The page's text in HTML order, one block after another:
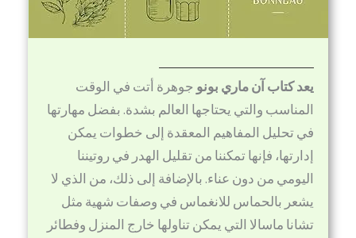
يعد كتاب آن ماري بونو جوهرة أتت في الوقت
المناسب والتي يحتاجها العالم بشدة. بفضل مهارتها
في تحليل المفاهيم المعقدة إلى خطوات يمكن
إدارتها، فإنها تمكننا من تقليل الهدر في روتيننا
اليومي من دون عناء. بالإضافة إلى ذلك، من الذي لا
يشعر بالحماس للانغماس في وصفات شهية مثل
تشانا ماسالا التي يمكن تناولها خارج المنزل وفطائر